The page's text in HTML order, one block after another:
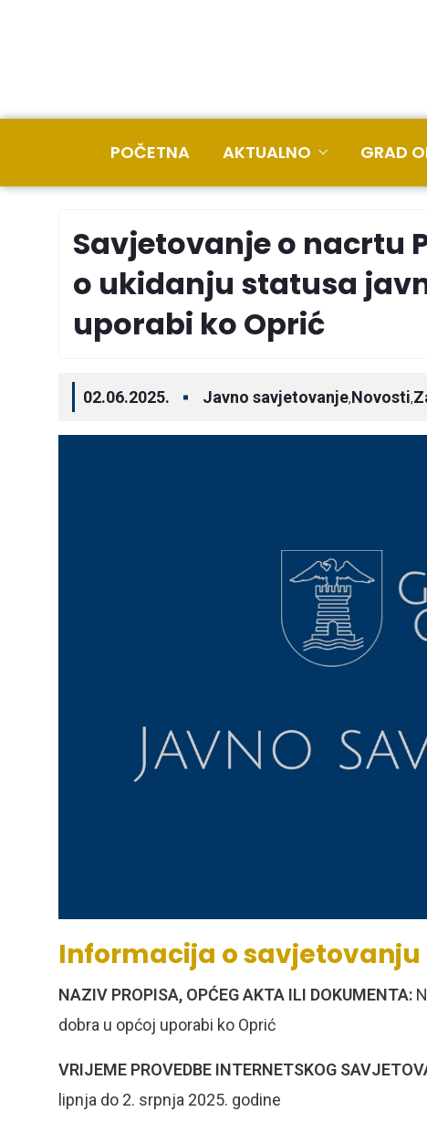
POČETNA AKTUALNO GRAD
Savjetovanje o nacrtu
o ukidanju statusa
uporabi ko Oprić
02.06.2025. Javno savjetovanje,Novosti,
Informacija o savjetovanju
NAZIV PROPISA, OPĆEG AKTA ILI DOKUMENTA:
dobra u općoj uporabi ko Oprić
VRIJEME PROVEDBE INTERNETSKOG
lipnja do 2. srpnja 2025. godine